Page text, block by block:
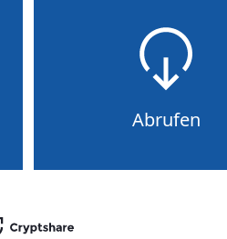
Abrufen